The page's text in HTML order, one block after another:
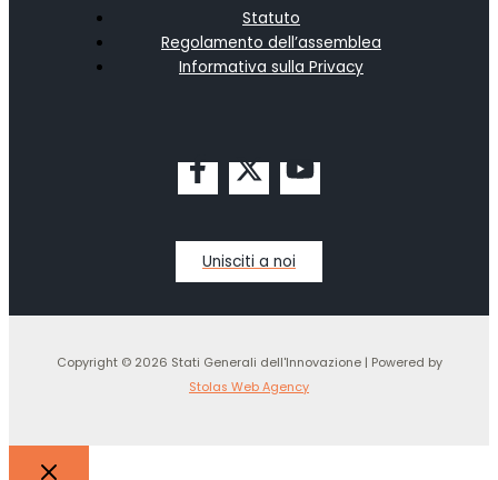
Statuto
Regolamento dell’assemblea
Informativa sulla Privacy
Unisciti a noi
Copyright © 2026 Stati Generali dell'Innovazione | Powered by
Stolas Web Agency